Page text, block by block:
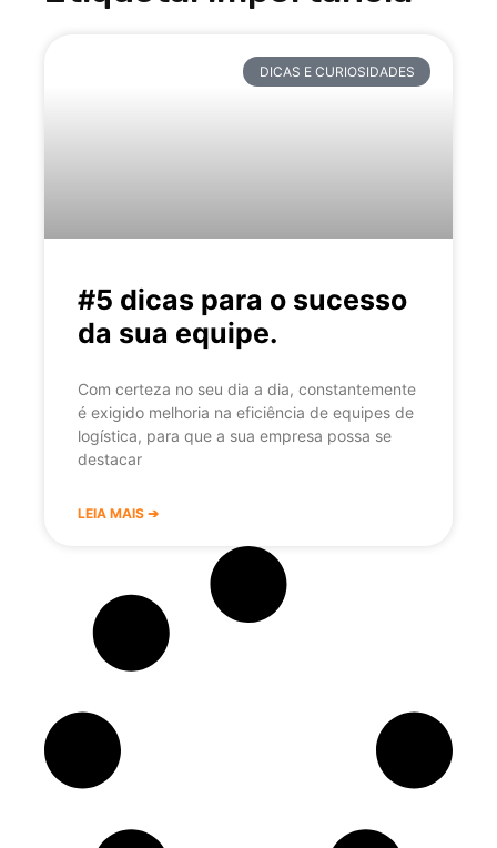
DICAS E CURIOSIDADES
#5 dicas para o sucesso
da sua equipe.
Com certeza no seu dia a dia, constantemente
é exigido melhoria na eficiência de equipes de
logística, para que a sua empresa possa se
destacar
LEIA MAIS ➔